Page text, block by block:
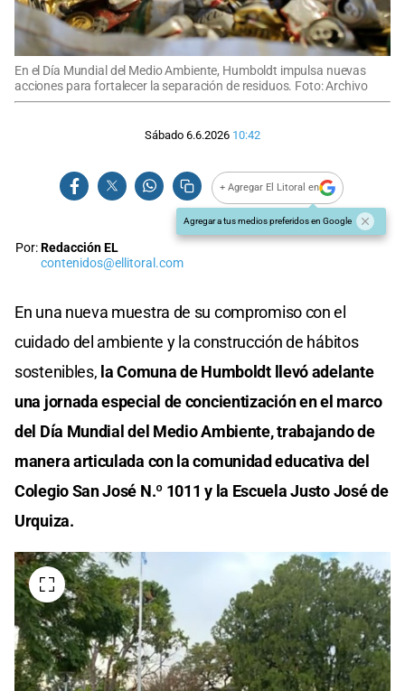
En el Día Mundial del Medio Ambiente, Humboldt impulsa nuevas
acciones para fortalecer la separación de residuos. Foto: Archivo
Sábado 6.6.2026 10:42
+ Agregar El Litoral en
Agregar a tus medios preferidos en Google
Por:Redacción EL
contenidos@ellitoral.com
En una nueva muestra de su compromiso con el
cuidado del ambiente y la construcción de hábitos
sostenibles, la Comuna de Humboldt llevó adelante
una jornada especial de concientización en el marco
del Día Mundial del Medio Ambiente, trabajando de
manera articulada con la comunidad educativa del
Colegio San José N.º 1011 y la Escuela Justo José de
Urquiza.